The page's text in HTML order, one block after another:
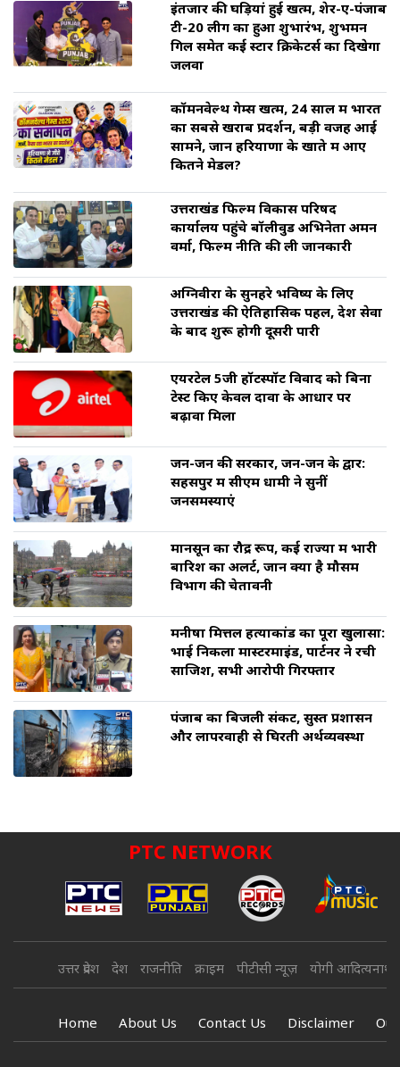
इंतजार की घड़ियां हुई खत्म, शेर-ए-पंजाब
टी-20 लीग का हुआ शुभारंभ, शुभमन
गिल समेत कई स्टार क्रिकेटर्स का दिखेगा
जलवा
कॉमनवेल्थ गेम्स खत्म, 24 साल में भारत
का सबसे खराब प्रदर्शन, बड़ी वजह आई
सामने, जानें हरियाणा के खाते में आए
कितने मेडल?
उत्तराखंड फिल्म विकास परिषद
कार्यालय पहुंचे बॉलीवुड अभिनेता अमन
वर्मा, फिल्म नीति की ली जानकारी
अग्निवीरों के सुनहरे भविष्य के लिए
उत्तराखंड की ऐतिहासिक पहल, देश सेवा
के बाद शुरू होगी दूसरी पारी
एयरटेल 5जी हॉटस्पॉट विवाद को बिना
टेस्ट किए केवल दावों के आधार पर
बढ़ावा मिला
जन-जन की सरकार, जन-जन के द्वार:
सहसपुर में सीएम धामी ने सुनीं
जनसमस्याएं
मानसून का रौद्र रूप, कई राज्यों में भारी
बारिश का अलर्ट, जानें क्या है मौसम
विभाग की चेतावनी
मनीषा मित्तल हत्याकांड का पूरा खुलासा:
भाई निकला मास्टरमाइंड, पार्टनर ने रची
साजिश, सभी आरोपी गिरफ्तार
पंजाब का बिजली संकट, सुस्त प्रशासन
और लापरवाही से घिरती अर्थव्यवस्था
PTC NETWORK
उत्तर प्रदेश देश राजनीति क्राइम पीटीसी न्यूज़ योगी आदित्यनाथ
Home About Us Contact Us Disclaimer